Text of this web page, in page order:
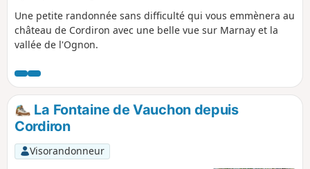
Une petite randonnée sans difficulté qui vous emmènera au
château de Cordiron avec une belle vue sur Marnay et la
vallée de l'Ognon.
La Fontaine de Vauchon depuis
Cordiron
Visorandonneur